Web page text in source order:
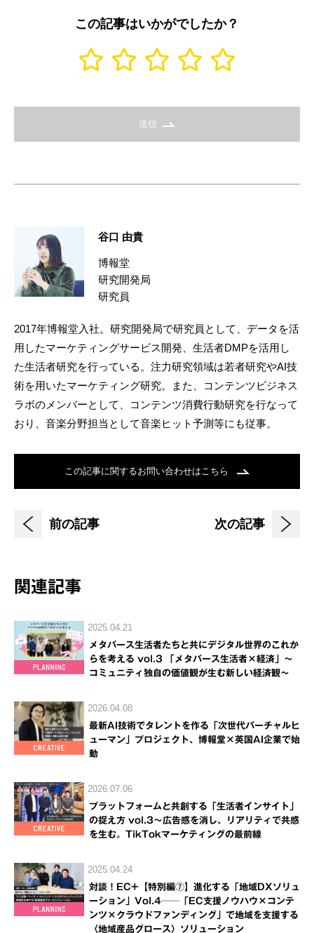
この記事はいかがでしたか？
送信
谷口 由貴
博報堂
研究開発局
研究員
2017年博報堂入社。研究開発局で研究員として、データを活
用したマーケティングサービス開発、生活者DMPを活用し
た生活者研究を行っている。注力研究領域は若者研究やAI技
術を用いたマーケティング研究。また、コンテンツビジネス
ラボのメンバーとして、コンテンツ消費行動研究を行なって
おり、音楽分野担当として音楽ヒット予測等にも従事。
この記事に関するお問い合わせはこちら
前の記事 次の記事
関連記事
2025.04.21
メタバース生活者たちと共にデジタル世界のこれか
らを考える vol.3 「メタバース生活者×経済」～
コミュニティ独自の価値観が生む新しい経済観～
2026.04.08
最新AI技術でタレントを作る「次世代バーチャルヒ
ューマン」プロジェクト、博報堂×英国AI企業で始
動
2026.07.06
プラットフォームと共創する「生活者インサイト」
の捉え方 vol.3～広告感を消し、リアリティで共感
を生む。TikTokマーケティングの最前線
2025.04.24
対談！EC+【特別編⑦】進化する「地域DXソリュ
ーション」Vol.4──「EC支援ノウハウ×コンテ
ンツ×クラウドファンディング」で地域を支援する
〈地域産品グロース〉ソリューション